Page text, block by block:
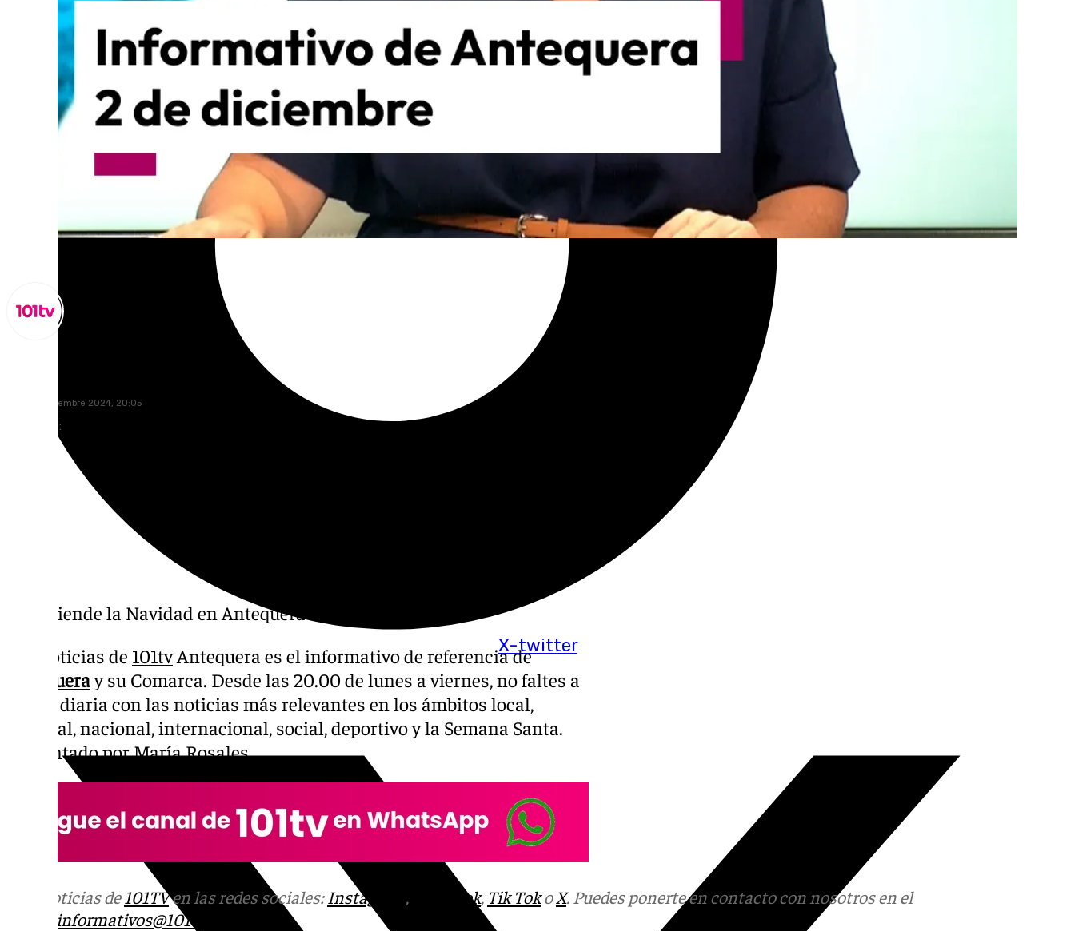
X-twitter
lunes, 2 diciembre 2024, 20:05
Compartir:
Se enciende la Navidad en Antequera
Las noticias de 101tvAntequera es el informativo de referencia de
Antequeray su Comarca. Desde las 20.00 de lunes a viernes, no faltes a
la cita diaria con las noticias más relevantes en los ámbitos local,
regional, nacional, internacional, social, deportivo y la Semana Santa.
Presentado por María Rosales.
Más noticias de 101TVen las redes sociales: Instagram , Facebook, Tik TokoX. Puedes ponerte en contacto con nosotros en el
informativos@101tv.es